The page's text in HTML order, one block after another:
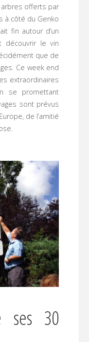
offerts par
à côté du Genko
fin autour d’un
découvrir le vin
que de
Ce week end
extraordinaires
se promettant
sont prévus
de l’amitié
ses 30